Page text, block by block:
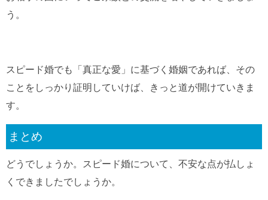
う。
スピード婚でも「真正な愛」に基づく婚姻であれば、その
ことをしっかり証明していけば、きっと道が開けていきま
す。
まとめ
どうでしょうか。スピード婚について、不安な点が払しょ
くできましたでしょうか。